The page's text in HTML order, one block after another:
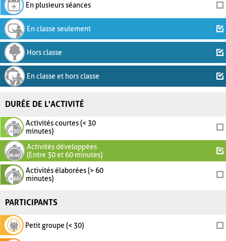
En plusieurs séances
En classe seulement
Hors classe
En classe et hors classe
DURÉE DE L'ACTIVITÉ
Activités courtes (< 30
minutes)
Activités développées
(Entre 30 et 60 minutes)
Activités élaborées (> 60
minutes)
PARTICIPANTS
Petit groupe (< 30)